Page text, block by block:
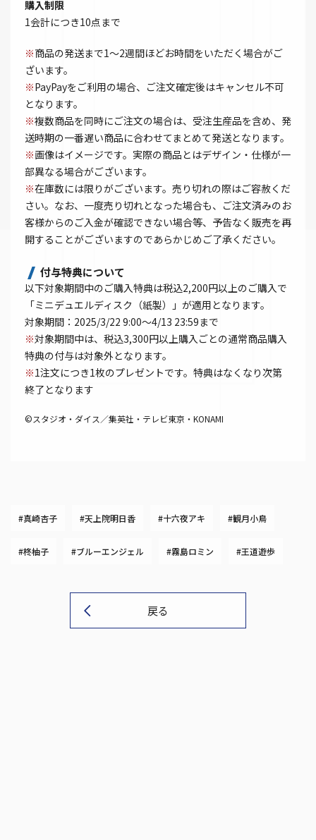
購入制限
1会計につき10点まで
※商品の発送まで1～2週間ほどお時間をいただく場合がご
ざいます。
※PayPayをご利用の場合、ご注文確定後はキャンセル不可
となります。
※複数商品を同時にご注文の場合は、受注生産品を含め、発
送時期の一番遅い商品に合わせてまとめて発送となります。
※画像はイメージです。実際の商品とはデザイン・仕様が一
部異なる場合がございます。
※在庫数には限りがございます。売り切れの際はご容赦くだ
さい。なお、一度売り切れとなった場合も、ご注文済みのお
客様からのご入金が確認できない場合等、予告なく販売を再
開することがございますのであらかじめご了承ください。
付与特典について
以下対象期間中のご購入特典は税込2,200円以上のご購入で
「ミニデュエルディスク（紙製）」が適用となります。
対象期間：2025/3/22 9:00～4/13 23:59まで
※対象期間中は、税込3,300円以上購入ごとの通常商品購入
特典の付与は対象外となります。
※1注文につき1枚のプレゼントです。特典はなくなり次第
終了となります
©スタジオ・ダイス／集英社・テレビ東京・KONAMI
#真崎杏子 #天上院明日香 #十六夜アキ #観月小鳥
#柊柚子 #ブルーエンジェル #霧島ロミン #王道遊歩
戻る